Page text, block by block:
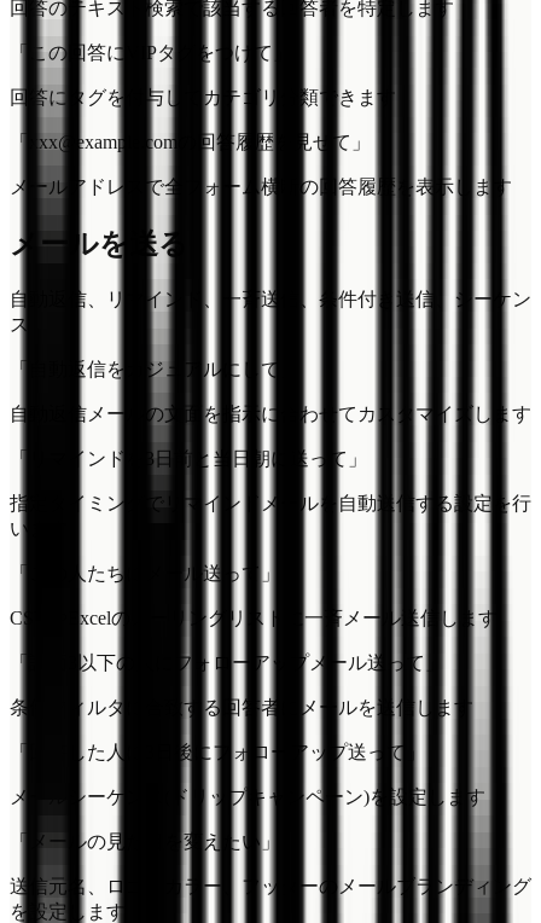
回答のテキスト検索で該当する回答者を特定します
「この回答にVIPタグをつけて」
回答にタグを付与してカテゴリ分類できます
「xxx@example.comの回答履歴を見せて」
メールアドレスで全フォーム横断の回答履歴を表示します
メールを送る
自動返信、リマインド、一斉送信、条件付き送信、シーケン
ス
「自動返信をカジュアルにして」
自動返信メールの文面を指示に合わせてカスタマイズします
「リマインドを3日前と当日朝に送って」
指定タイミングでリマインドメールを自動送信する設定を行
います
「この人たちにメール送って」
CSVやExcelのメーリングリストに一斉メール送信します
「評価3以下の人にフォローアップメール送って」
条件フィルタに合致する回答者にメールを送信します
「回答した人に3日後にフォローアップ送って」
メールシーケンス(ドリップキャンペーン)を設定します
「メールの見た目を変えたい」
送信元名、ロゴ、カラー、フッターのメールブランディング
を設定します